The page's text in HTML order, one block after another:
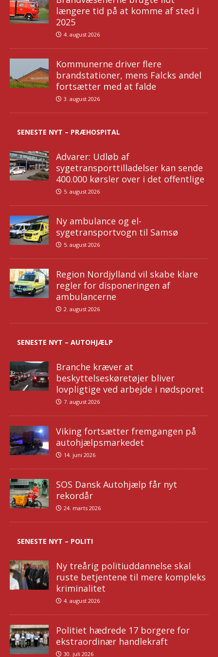
længere tid på at komme af sted i
2025
4. august 2026
Kommunerne driver flere
brandstationer, mens Falcks andel
fortsætter med at falde
3. august 2026
SENESTE NYT – PRÆHOSPITAL
Advarer: Udløb af
sygetransporttilladelser kan sende
400.000 kørsler over i det offentlige
5. august 2026
Ny ambulance og el-
sygetransportvogn til Samsø
5. august 2026
Region Nordjylland vil skabe klare
regler for disponeringen af
ambulancerne
2. august 2026
SENESTE NYT – AUTOHJÆLP
Branche kræver at
beskyttelseskøretøjer bliver
lovpligtige ved arbejde i nødsporet
7. august 2026
Viking fortsætter fremgangen på
autohjælpsmarkedet
14. juni 2026
SOS Dansk Autohjælp får nyt
rekordår
24. marts 2026
SENESTE NYT – POLITI
Ny treårig politiuddannelse skal
ruste betjentene til mere kompleks
kriminalitet
4. august 2026
Politiet hædrede 17 borgere for
ekstraordinær handlekraft
30. juli 2026